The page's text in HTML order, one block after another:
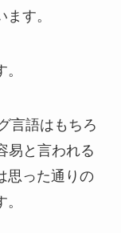
す。
言語はもちろ
易と言われる
思った通りの